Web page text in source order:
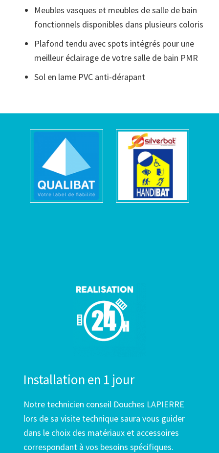
Meubles vasques et meubles de salle de bain
fonctionnels disponibles dans plusieurs coloris
Plafond tendu avec spots intégrés pour une
meilleur éclairage de votre salle de bain PMR
Sol en lame PVC anti-dérapant
Installation en 1 jour
Notre technicien conseil Douches LAPIERRE
lors de sa visite technique saura vous guider
dans le choix des matériaux et accessoires
correspondant à vos besoins spécifiques.